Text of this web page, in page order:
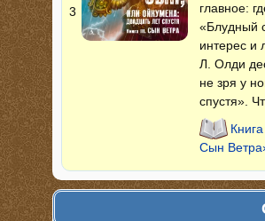
3
главное:
«Блудный
интерес и
Л. Олди
не зря у
спустя».
Сын